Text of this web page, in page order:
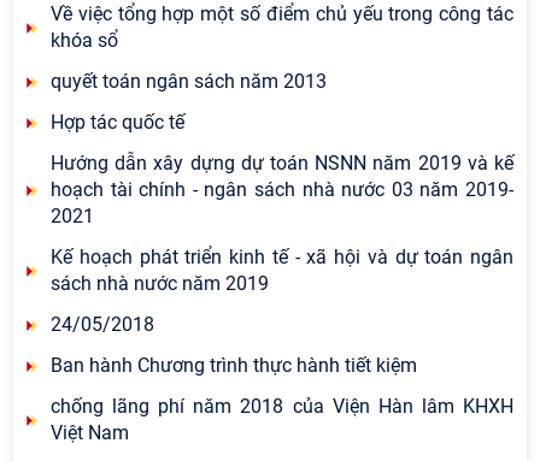
Về việc tổng hợp một số điểm chủ yếu trong công tác
khóa sổ
quyết toán ngân sách năm 2013
Hợp tác quốc tế
Hướng dẫn xây dựng dự toán NSNN năm 2019 và kế
hoạch tài chính - ngân sách nhà nước 03 năm 2019-
2021
Kế hoạch phát triển kinh tế - xã hội và dự toán ngân
sách nhà nước năm 2019
24/05/2018
Ban hành Chương trình thực hành tiết kiệm
chống lãng phí năm 2018 của Viện Hàn lâm KHXH
Việt Nam